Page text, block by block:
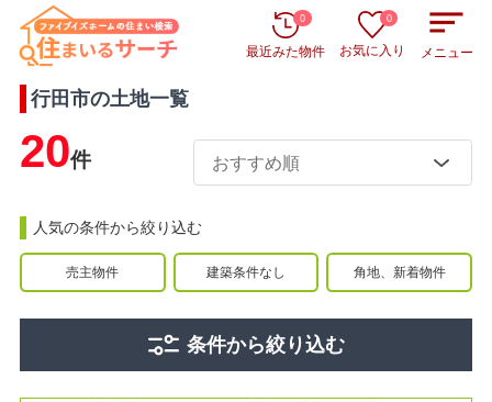
最近みた物件
0
お気に入り
0
メニュー
行田市の土地一覧
20件
人気の条件から絞り込む
売主物件 建築条件なし 角地、新着物件
条件から絞り込む